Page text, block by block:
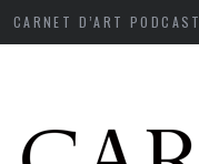
CARNET D’ART PODCAST